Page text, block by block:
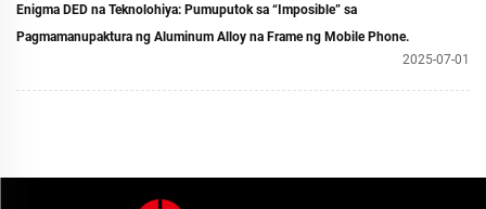
Enigma DED na Teknolohiya: Pumuputok sa “Imposible” sa
Pagmamanupaktura ng Aluminum Alloy na Frame ng Mobile Phone.
2025-07-01